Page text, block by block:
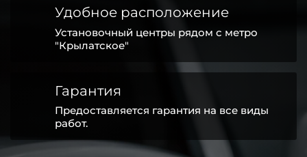
Удобное расположение
Установочный центры рядом с метро
"Крылатское"
Гарантия
Предоставляется гарантия на все виды
работ.